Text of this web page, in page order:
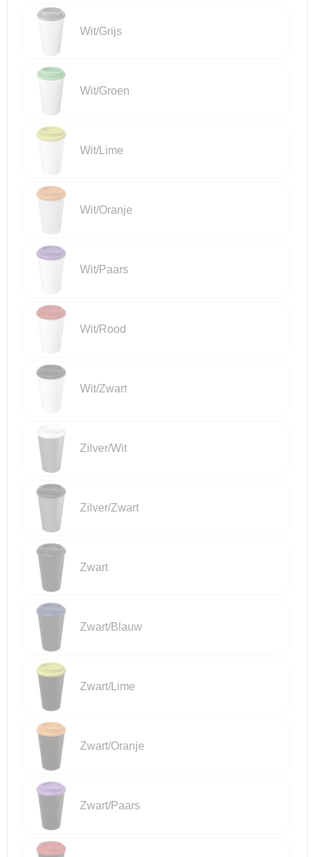
Wit/Grijs
Wit/Groen
Wit/Lime
Wit/Oranje
Wit/Paars
Wit/Rood
Wit/Zwart
Zilver/Wit
Zilver/Zwart
Zwart
Zwart/Blauw
Zwart/Lime
Zwart/Oranje
Zwart/Paars